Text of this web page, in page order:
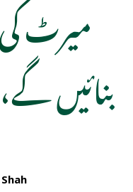
میرٹ کی
بنائیں